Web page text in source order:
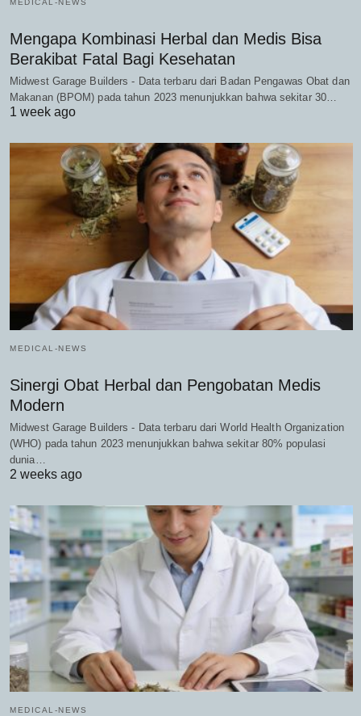
MEDICAL-NEWS
Mengapa Kombinasi Herbal dan Medis Bisa
Berakibat Fatal Bagi Kesehatan
Midwest Garage Builders - Data terbaru dari Badan Pengawas Obat dan
Makanan (BPOM) pada tahun 2023 menunjukkan bahwa sekitar 30…
1 week ago
MEDICAL-NEWS
Sinergi Obat Herbal dan Pengobatan Medis
Modern
Midwest Garage Builders - Data terbaru dari World Health Organization
(WHO) pada tahun 2023 menunjukkan bahwa sekitar 80% populasi
dunia…
2 weeks ago
MEDICAL-NEWS